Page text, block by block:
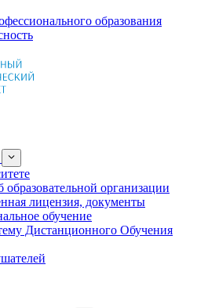
образования
образовательной организации
лицензия, документы
обучение
Дистанционного Обучения